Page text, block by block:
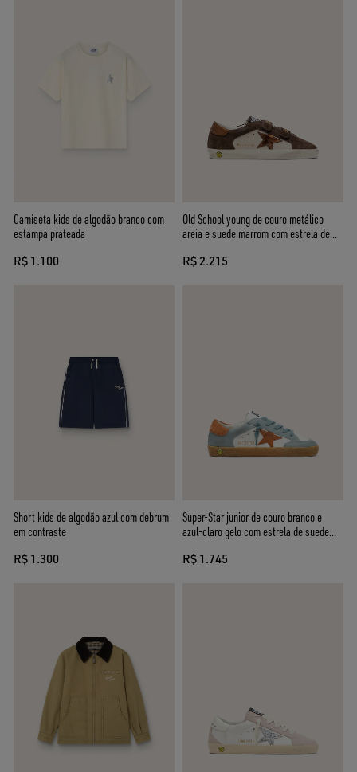
Camiseta kids de algodão branco com
estampa prateada
R$ 1.100
Old School young de couro metálico
areia e suede marrom com estrela de
R$ 2.215
Short kids de algodão azul com debrum
em contraste
R$ 1.300
Super-Star junior de couro branco e
azul-claro gelo com estrela de suede
R$ 1.745